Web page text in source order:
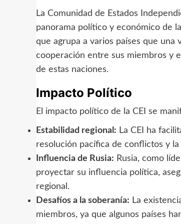
La Comunidad de Estados
panorama político y económico de
que agrupa a varios países que
cooperación entre sus miembros y
de estas naciones.
Impacto Político
El impacto político de la CEI se
Estabilidad regional: La CEI ha
resolución pacífica de conflictos y
Influencia de Rusia: Rusia, como
proyectar su influencia política,
regional.
Desafíos a la soberanía: La
miembros, ya que algunos países